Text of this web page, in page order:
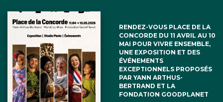
RENDEZ-VOUS PLACE DE LA
CONCORDE DU 11 AVRIL AU 10
MAI POUR VIVRE ENSEMBLE,
UNE EXPOSITION ET DES
ÉVÉNEMENTS
EXCEPTIONNELS PROPOSÉS
PAR YANN ARTHUS-
BERTRAND ET LA
FONDATION GOODPLANET